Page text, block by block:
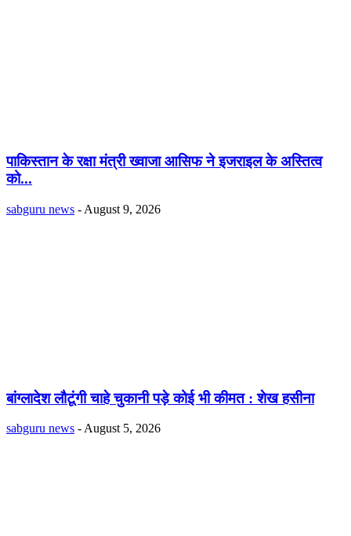
पाकिस्तान के रक्षा मंत्री ख्वाजा आसिफ ने इजराइल के अस्तित्व
को...
sabguru news - August 9, 2026
बांग्लादेश लौटूंगी चाहे चुकानी पड़े कोई भी कीमत : शेख हसीना
sabguru news - August 5, 2026